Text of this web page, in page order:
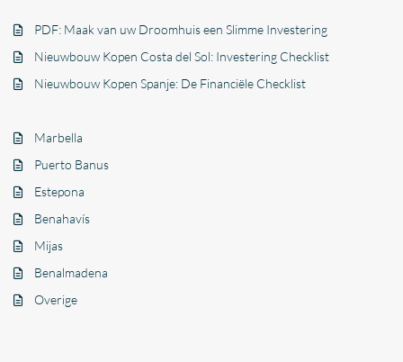
PDF: Maak van uw Droomhuis een Slimme Investering
Nieuwbouw Kopen Costa del Sol: Investering Checklist
Nieuwbouw Kopen Spanje: De Financiële Checklist
Marbella
Puerto Banus
Estepona
Benahavís
Mijas
Benalmadena
Overige